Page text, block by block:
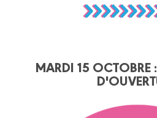
MARDI 15 OCTOBRE